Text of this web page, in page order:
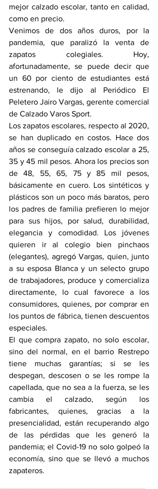
mejor calzado escolar, tanto en calidad,
como en precio.
Venimos de dos años duros, por la
pandemia, que paralizó la venta de
zapatos colegiales. Hoy,
afortunadamente, se puede decir que
un 60 por ciento de estudiantes está
estrenando, le dijo al Periódico El
Peletero Jairo Vargas, gerente comercial
de Calzado Varos Sport.
Los zapatos escolares, respecto al 2020,
se han duplicado en costos. Hace dos
años se conseguía calzado escolar a 25,
35 y 45 mil pesos. Ahora los precios son
de 48, 55, 65, 75 y 85 mil pesos,
básicamente en cuero. Los sintéticos y
plásticos son un poco más baratos, pero
los padres de familia prefieren lo mejor
para sus hijos, por salud, durabilidad,
elegancia y comodidad. Los jóvenes
quieren ir al colegio bien pinchaos
(elegantes), agregó Vargas, quien, junto
a su esposa Blanca y un selecto grupo
de trabajadores, produce y comercializa
directamente, lo cual favorece a los
consumidores, quienes, por comprar en
los puntos de fábrica, tienen descuentos
especiales.
El que compra zapato, no solo escolar,
sino del normal, en el barrio Restrepo
tiene muchas garantías; si se les
despegan, descosen o se les rompe la
capellada, que no sea a la fuerza, se les
cambia el calzado, según los
fabricantes, quienes, gracias a la
presencialidad, están recuperando algo
de las pérdidas que les generó la
pandemia; el Covid-19 no solo golpeó la
economía, sino que se llevó a muchos
zapateros.